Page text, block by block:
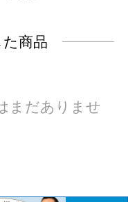
商品
まだありませ